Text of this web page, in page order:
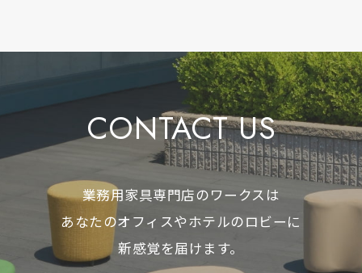
CONTACT US
業務用家具専門店のワークスは
あなたのオフィスやホテルのロビーに
新感覚を届けます。